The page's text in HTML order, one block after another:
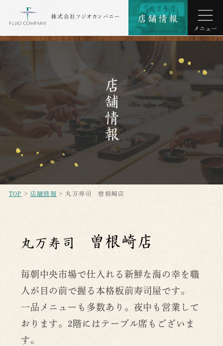
店舗情報
TOP > 店舗情報 > 丸万寿司 曽根崎店
丸万寿司 曽根崎店
毎朝中央市場で仕入れる新鮮な海の幸を職
人が目の前で握る本格板前寿司屋です。
一品メニューも多数あり。夜中も営業して
おります。2階にはテーブル席もございま
す。